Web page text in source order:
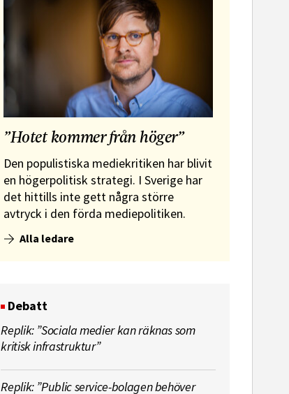
”Hotet kommer från höger”
Den populistiska mediekritiken har blivit
en högerpolitisk strategi. I Sverige har
det hittills inte gett några större
avtryck i den förda mediepolitiken.
Alla ledare
Debatt
Replik: ”Sociala medier kan räknas som
kritisk infrastruktur”
Replik: ”Public service-bolagen behöver